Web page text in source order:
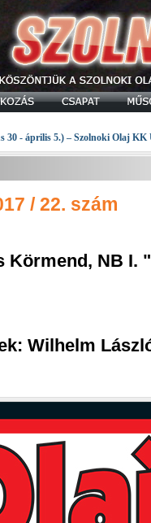
30 - április 5.) – Szolnoki Olaj KK
/ 22. szám
Körmend, NB I.
Wilhelm